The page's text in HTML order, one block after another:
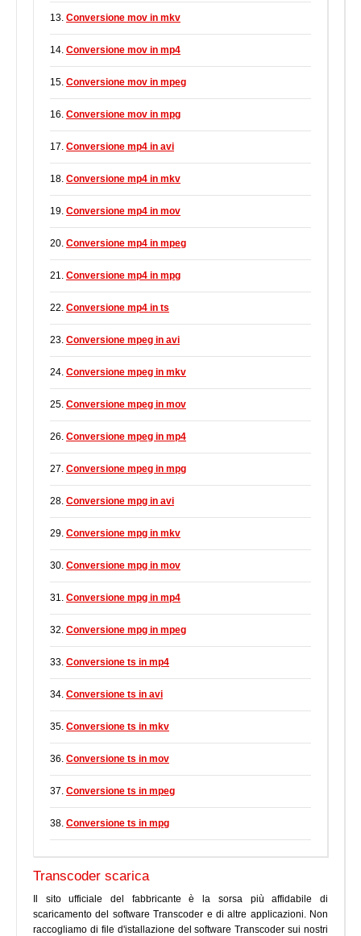
13. Conversione mov in mkv
14. Conversione mov in mp4
15. Conversione mov in mpeg
16. Conversione mov in mpg
17. Conversione mp4 in avi
18. Conversione mp4 in mkv
19. Conversione mp4 in mov
20. Conversione mp4 in mpeg
21. Conversione mp4 in mpg
22. Conversione mp4 in ts
23. Conversione mpeg in avi
24. Conversione mpeg in mkv
25. Conversione mpeg in mov
26. Conversione mpeg in mp4
27. Conversione mpeg in mpg
28. Conversione mpg in avi
29. Conversione mpg in mkv
30. Conversione mpg in mov
31. Conversione mpg in mp4
32. Conversione mpg in mpeg
33. Conversione ts in mp4
34. Conversione ts in avi
35. Conversione ts in mkv
36. Conversione ts in mov
37. Conversione ts in mpeg
38. Conversione ts in mpg
Transcoder scarica
Il sito ufficiale del fabbricante è la sorsa più affidabile di
scaricamento del software Transcoder e di altre applicazioni. Non
raccogliamo di file d'istallazione del software Transcoder sui nostri